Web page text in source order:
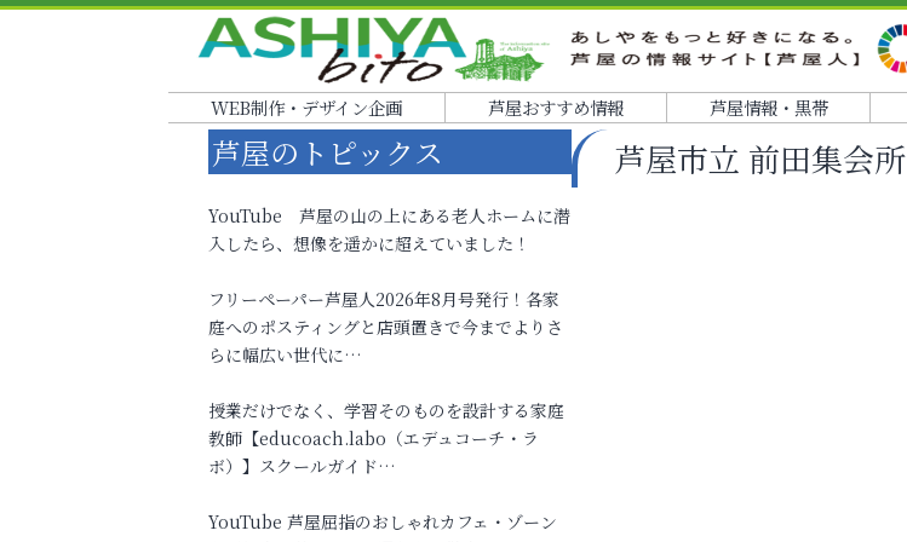
WEB制作・デザイン企画 芦屋おすすめ情報 芦屋情報・黒帯
芦屋市立 前田集会所
芦屋のトピックス
YouTube 芦屋の山の上にある老人ホームに潜
入したら、想像を遥かに超えていました！
フリーペーパー芦屋人2026年8月号発行！各家
庭へのポスティングと店頭置きで今までよりさ
らに幅広い世代に…
授業だけでなく、学習そのものを設計する家庭
教師【educoach.labo（エデュコーチ・ラ
ボ）】スクールガイド…
YouTube 芦屋屈指のおしゃれカフェ・ゾーン